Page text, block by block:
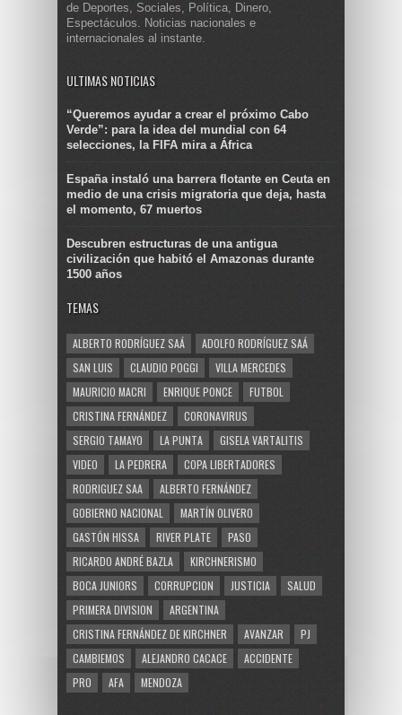
de Deportes, Sociales, Política, Dinero,
Espectáculos. Noticias nacionales e
internacionales al instante.
ULTIMAS NOTICIAS
“Queremos ayudar a crear el próximo Cabo
Verde”: para la idea del mundial con 64
selecciones, la FIFA mira a África
España instaló una barrera flotante en Ceuta en
medio de una crisis migratoria que deja, hasta
el momento, 67 muertos
Descubren estructuras de una antigua
civilización que habitó el Amazonas durante
1500 años
TEMAS
ALBERTO RODRÍGUEZ SAÁ
ADOLFO RODRÍGUEZ SAÁ
SAN LUIS
CLAUDIO POGGI
VILLA MERCEDES
MAURICIO MACRI
ENRIQUE PONCE
FUTBOL
CRISTINA FERNÁNDEZ
CORONAVIRUS
SERGIO TAMAYO
LA PUNTA
GISELA VARTALITIS
VIDEO
LA PEDRERA
COPA LIBERTADORES
RODRIGUEZ SAA
ALBERTO FERNÁNDEZ
GOBIERNO NACIONAL
MARTÍN OLIVERO
GASTÓN HISSA
RIVER PLATE
PASO
RICARDO ANDRÉ BAZLA
KIRCHNERISMO
BOCA JUNIORS
CORRUPCION JUSTICIA
SALUD
PRIMERA DIVISION
ARGENTINA
CRISTINA FERNÁNDEZ DE KIRCHNER
AVANZAR
PJ
CAMBIEMOS
ALEJANDRO CACACE
ACCIDENTE
PRO
AFA MENDOZA